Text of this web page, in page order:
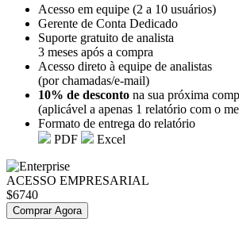
Acesso em equipe (2 a 10 usuários)
Gerente de Conta Dedicado
Suporte gratuito de analista
3 meses após a compra
Acesso direto à equipe de analistas
(por chamadas/e-mail)
10% de desconto na sua próxima
(aplicável a apenas 1 relatório com o
Formato de entrega do relatório
PDF
Excel
ACESSO EMPRESARIAL
$6740
Comprar Agora